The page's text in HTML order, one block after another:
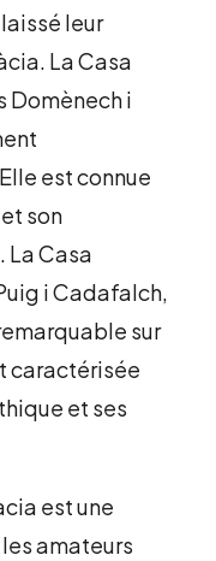
leur
La Casa
Domènech i
est connue
son
La Casa
i Cadafalch,
sur
caractérisée
et ses
est une
amateurs